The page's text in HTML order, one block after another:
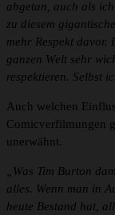
abgetan, auch als
zu diesem
mehr Respekt davor.
ganzen Welt sehr
respektieren. Selbst
Auch welchen
Comicverfilmungen
unerwähnt.
„Was Tim Burton
alles. Wenn man in
heute Bestand hat,